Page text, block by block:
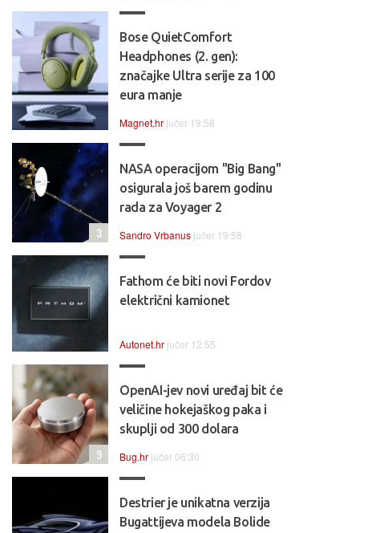
Bose QuietComfort
Headphones (2. gen):
značajke Ultra serije za 100
eura manje
Magnet.hr jučer 19:58
NASA operacijom "Big Bang"
osigurala još barem godinu
rada za Voyager 2
Sandro Vrbanus jučer 19:58
3
Fathom će biti novi Fordov
električni kamionet
Autonet.hr jučer 12:55
OpenAI-jev novi uređaj bit će
veličine hokejaškog paka i
skuplji od 300 dolara
Bug.hr jučer 06:30
9
Destrier je unikatna verzija
Bugattijeva modela Bolide